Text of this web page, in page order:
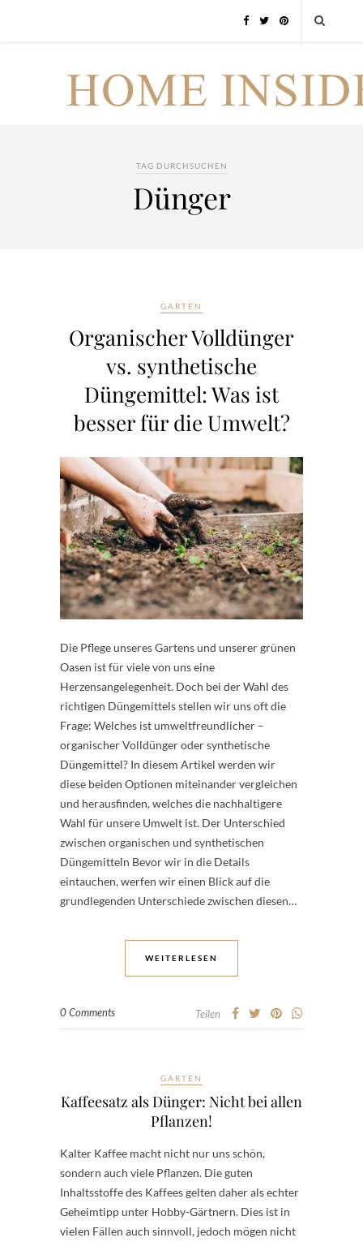
TAG DURCHSUCHEN
Dünger
GARTEN
Organischer Volldünger
vs. synthetische
Düngemittel: Was ist
besser für die Umwelt?
Die Pflege unseres Gartens und unserer grünen
Oasen ist für viele von uns eine
Herzensangelegenheit. Doch bei der Wahl des
richtigen Düngemittels stellen wir uns oft die
Frage: Welches ist umweltfreundlicher –
organischer Volldünger oder synthetische
Düngemittel? In diesem Artikel werden wir
diese beiden Optionen miteinander vergleichen
und herausfinden, welches die nachhaltigere
Wahl für unsere Umwelt ist. Der Unterschied
zwischen organischen und synthetischen
Düngemitteln Bevor wir in die Details
eintauchen, werfen wir einen Blick auf die
grundlegenden Unterschiede zwischen diesen…
WEITERLESEN
0 Comments Teilen
GARTEN
Kaffeesatz als Dünger: Nicht bei allen
Pflanzen!
Kalter Kaffee macht nicht nur uns schön,
sondern auch viele Pflanzen. Die guten
Inhaltsstoffe des Kaffees gelten daher als echter
Geheimtipp unter Hobby-Gärtnern. Dies ist in
vielen Fällen auch sinnvoll, jedoch mögen nicht